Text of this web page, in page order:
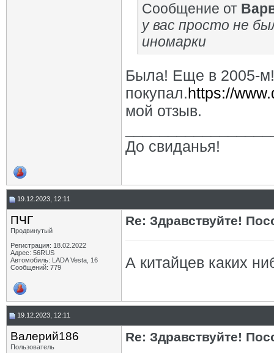
Сообщение от
у вас просто не
иномарки
Была! Еще в 2005-
покупал.https://
мой отзыв.
До свиданья!
19.12.2023, 12:11
ПЧГ
Продвинутый
Регистрация: 18.02.2022
Адрес: 56RUS
Автомобиль: LADA Vesta, 16
Сообщений: 779
Re: Здравствуйте!
А китайцев каких
19.12.2023, 12:11
Валерий186
Пользователь
Re: Здравствуйте!